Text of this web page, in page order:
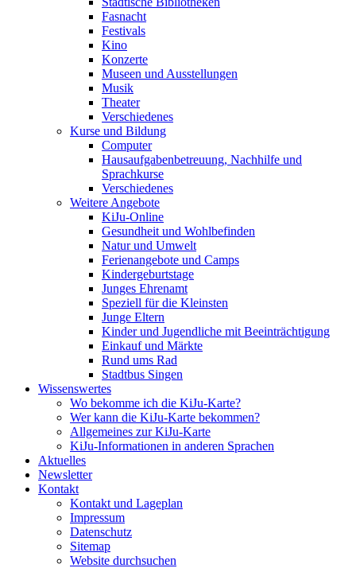
Fasnacht
Festivals
Kino
Konzerte
Museen und Ausstellungen
Musik
Theater
Verschiedenes
Kurse und Bildung
Computer
Hausaufgabenbetreuung, Nachhilfe und
Sprachkurse
Verschiedenes
Weitere Angebote
KiJu-Online
Gesundheit und Wohlbefinden
Natur und Umwelt
Ferienangebote und Camps
Kindergeburtstage
Junges Ehrenamt
Speziell für die Kleinsten
Junge Eltern
Kinder und Jugendliche mit Beeinträchtigung
Einkauf und Märkte
Rund ums Rad
Stadtbus Singen
Wissenswertes
Wo bekomme ich die KiJu-Karte?
Wer kann die KiJu-Karte bekommen?
Allgemeines zur KiJu-Karte
KiJu-Informationen in anderen Sprachen
Aktuelles
Newsletter
Kontakt
Kontakt und Lageplan
Impressum
Datenschutz
Sitemap
Website durchsuchen